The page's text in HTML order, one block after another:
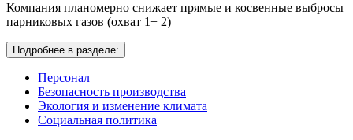
Компания планомерно снижает прямые и косвенные выбросы
парниковых газов (охват 1+ 2)
Подробнее в разделе:
Персонал
Безопасность производства
Экология и изменение климата
Социальная политика